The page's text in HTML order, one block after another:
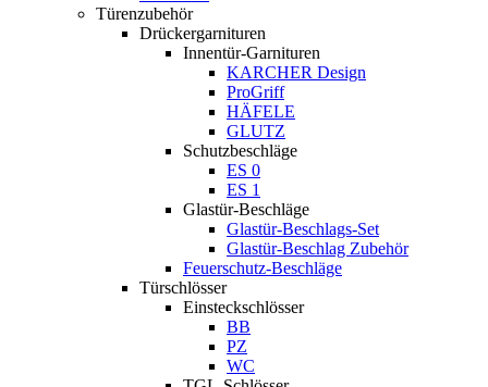
Türenzubehör
Drückergarnituren
Innentür-Garnituren
KARCHER Design
ProGriff
HÄFELE
GLUTZ
Schutzbeschläge
ES 0
ES 1
Glastür-Beschläge
Glastür-Beschlags-Set
Glastür-Beschlag Zubehör
Feuerschutz-Beschläge
Türschlösser
Einsteckschlösser
BB
PZ
WC